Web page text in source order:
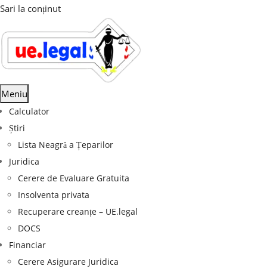
Sari la conținut
Meniu
Calculator
Știri
Lista Neagră a Țeparilor
Juridica
Cerere de Evaluare Gratuita
Insolventa privata
Recuperare creanțe – UE.legal
DOCS
Financiar
Cerere Asigurare Juridica